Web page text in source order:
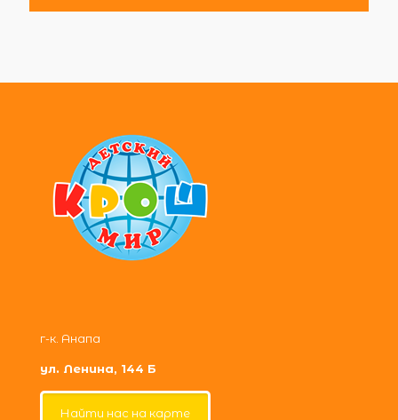
г-к. Анапа
ул. Ленина, 144 Б
Найти нас на карте